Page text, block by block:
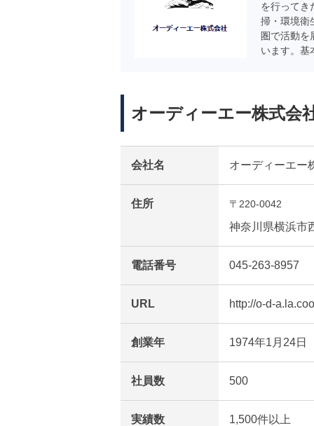
を行ってき
掃・環境衛
圏で活動を
います。基
オーディーエー株式会
会社名 オーディーエー
住所 〒220-0042
神奈川県横浜市
電話番号 045-263-8957
URL http://o-d-
創業年 1974年1月24日
社員数 500
実績数 1,500件以上